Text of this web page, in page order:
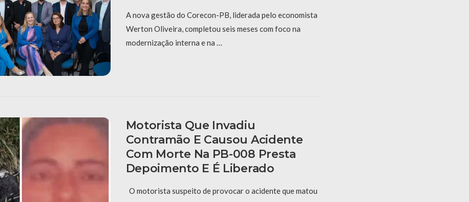
A nova gestão do Corecon-PB, liderada pelo economista
Werton Oliveira, completou seis meses com foco na
modernização interna e na …
Motorista Que Invadiu
Contramão E Causou Acidente
Com Morte Na PB-008 Presta
Depoimento E É Liberado
O motorista suspeito de provocar o acidente que matou